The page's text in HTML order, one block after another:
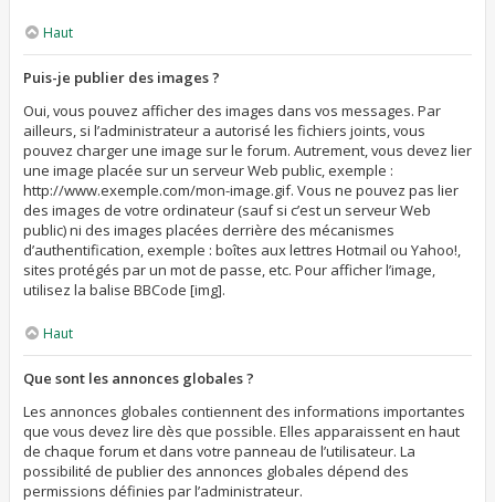
Haut
Puis-je publier des images ?
Oui, vous pouvez afficher des images dans vos messages. Par
ailleurs, si l’administrateur a autorisé les fichiers joints, vous
pouvez charger une image sur le forum. Autrement, vous devez lier
une image placée sur un serveur Web public, exemple :
http://www.exemple.com/mon-image.gif. Vous ne pouvez pas lier
des images de votre ordinateur (sauf si c’est un serveur Web
public) ni des images placées derrière des mécanismes
d’authentification, exemple : boîtes aux lettres Hotmail ou Yahoo!,
sites protégés par un mot de passe, etc. Pour afficher l’image,
utilisez la balise BBCode [img].
Haut
Que sont les annonces globales ?
Les annonces globales contiennent des informations importantes
que vous devez lire dès que possible. Elles apparaissent en haut
de chaque forum et dans votre panneau de l’utilisateur. La
possibilité de publier des annonces globales dépend des
permissions définies par l’administrateur.